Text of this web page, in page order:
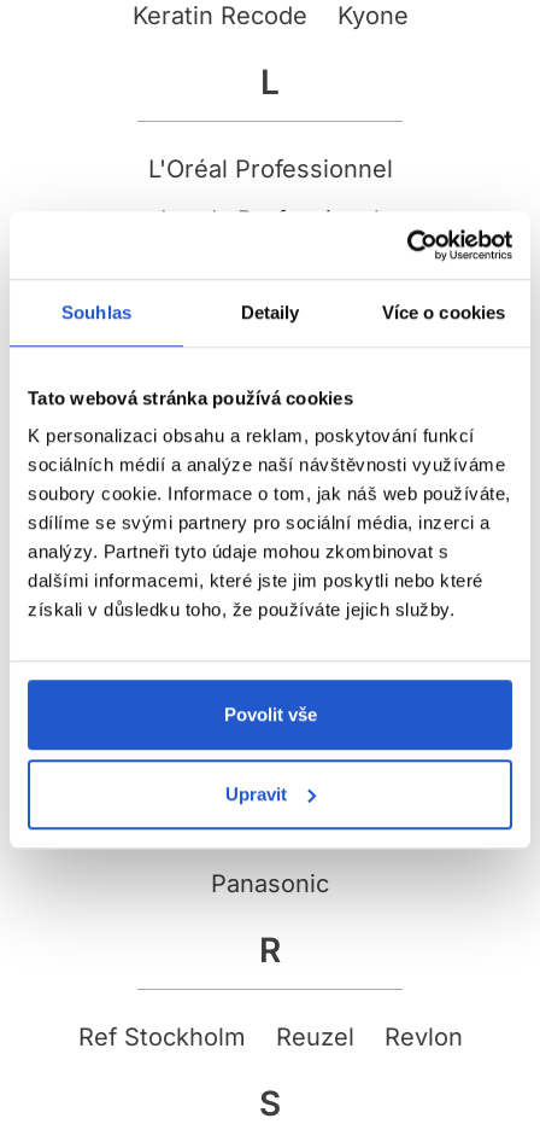
Souhlas Detaily Více o cookies
Tato webová stránka používá cookies
K personalizaci obsahu a reklam, poskytování funkcí
sociálních médií a analýze naší návštěvnosti využíváme
soubory cookie. Informace o tom, jak náš web používáte,
sdílíme se svými partnery pro sociální média, inzerci a
analýzy. Partneři tyto údaje mohou zkombinovat s
dalšími informacemi, které jste jim poskytli nebo které
získali v důsledku toho, že používáte jejich služby.
Povolit vše
Upravit
Keratin Recode Kyone
L
L'Oréal Professionnel
Londa Professional
M
My.Organics
N
Nioxin NUSHA
Olivia Garden
P
Panasonic
R
Ref Stockholm Reuzel Revlon
S